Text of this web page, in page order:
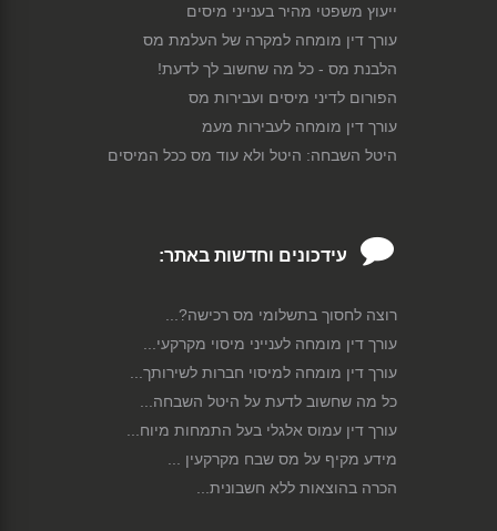
ייעוץ משפטי מהיר בענייני מיסים
עורך דין מומחה למקרה של העלמת מס
הלבנת מס - כל מה שחשוב לך לדעת!
הפורום לדיני מיסים ועבירות מס
עורך דין מומחה לעבירות מעמ
היטל השבחה: היטל ולא עוד מס ככל המיסים
עידכונים וחדשות באתר:
רוצה לחסוך בתשלומי מס רכישה?...
עורך דין מומחה לענייני מיסוי מקרקעי...
עורך דין מומחה למיסוי חברות לשירותך...
כל מה שחשוב לדעת על היטל השבחה...
עורך דין עמוס אלגלי בעל התמחות מיוח...
מידע מקיף על מס שבח מקרקעין ...
הכרה בהוצאות ללא חשבונית...